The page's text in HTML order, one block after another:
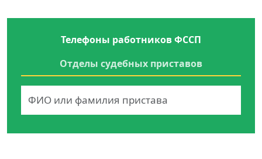
Телефоны работников ФССП
Отделы судебных приставов